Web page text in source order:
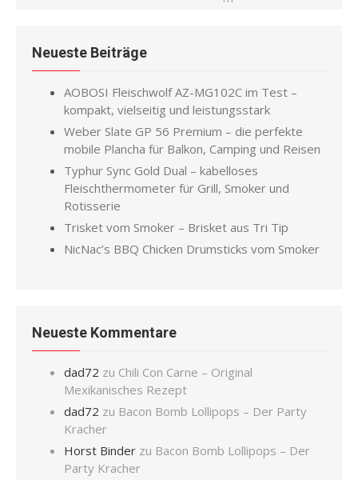
Neueste Beiträge
AOBOSI Fleischwolf AZ-MG102C im Test –
kompakt, vielseitig und leistungsstark
Weber Slate GP 56 Premium – die perfekte
mobile Plancha für Balkon, Camping und Reisen
Typhur Sync Gold Dual – kabelloses
Fleischthermometer für Grill, Smoker und
Rotisserie
Trisket vom Smoker – Brisket aus Tri Tip
NicNac’s BBQ Chicken Drumsticks vom Smoker
Neueste Kommentare
dad72 zu Chili Con Carne – Original
Mexikanisches Rezept
dad72 zu Bacon Bomb Lollipops – Der Party
Kracher
Horst Binder zu Bacon Bomb Lollipops – Der
Party Kracher